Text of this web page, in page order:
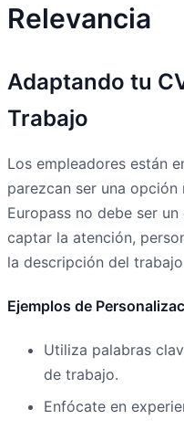
Relevancia
Adaptando tu
Trabajo
Los empleadores están
parezcan ser una
Europass no debe ser
captar la atención,
la descripción del
Ejemplos de
Utiliza palabras
de trabajo.
Enfócate en